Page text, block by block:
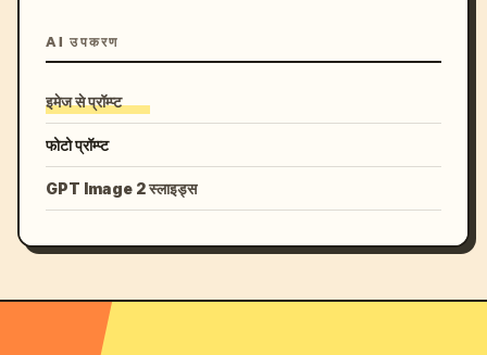
AI उपकरण
इमेज से प्रॉम्प्ट
फोटो प्रॉम्प्ट
GPT Image 2 स्लाइड्स